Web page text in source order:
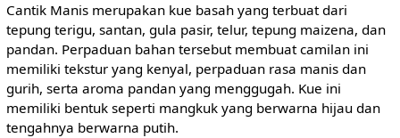
Cantik Manis merupakan kue basah yang terbuat dari
tepung terigu, santan, gula pasir, telur, tepung maizena, dan
pandan. Perpaduan bahan tersebut membuat camilan ini
memiliki tekstur yang kenyal, perpaduan rasa manis dan
gurih, serta aroma pandan yang menggugah. Kue ini
memiliki bentuk seperti mangkuk yang berwarna hijau dan
tengahnya berwarna putih.